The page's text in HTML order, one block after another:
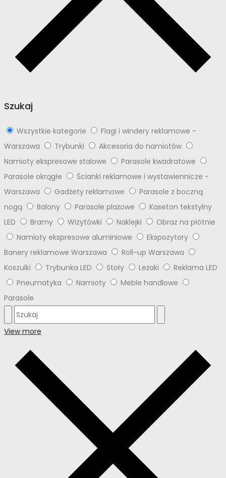
Szukaj
Wszystkie kategorie
Flagi i windery reklamowe -
Warszawa
Trybunki
Akcesoria do namiotów
Namioty ekspresowe stalowe
Parasole kwadratowe
Parasole okrągłe
Ścianki reklamowe i wystawiennicze -
Warszawa
Gadżety reklamowe
Parasole z boczną
nogą
Balony Parasole plażowe
Kaseton tekstylny
LED
Bramy Wizytówki Naklejki
Obraz na płótnie
Namioty ekspresowe aluminiowe
Ekspozytory
Banery reklamowe Warszawa
Roll-up Warszawa
Koszulki
Trybunka LED Stoły Leżaki
Reklama LED
Pneumatyka
Namioty
Meble handlowe
Parasole
View more